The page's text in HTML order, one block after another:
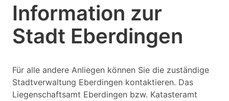
Information zur
Stadt Eberdingen
Für alle andere Anliegen können Sie die zuständige
Stadtverwaltung Eberdingen kontaktieren. Das
Liegenschaftsamt Eberdingen bzw. Katasteramt